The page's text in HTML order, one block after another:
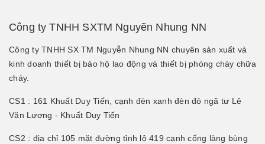
Công ty TNHH SXTM Nguyẽn Nhung NN
Công ty TNHH SX TM Nguyễn Nhung NN chuyên sản xuất và
kinh doanh thiết bị bảo hộ lao động và thiết bị phòng cháy chữa
cháy.
CS1 : 161 Khuất Duy Tiến, cạnh đèn xanh đèn đỏ ngã tư Lê
Văn Lương - Khuất Duy Tiến
CS2 : địa chỉ 105 mặt đường tỉnh lộ 419 cạnh cổng làng bùng